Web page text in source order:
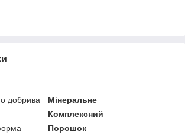
добрива
Мінеральне
Комплексний
Порошок